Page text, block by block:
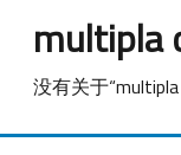
multipla
没有关于